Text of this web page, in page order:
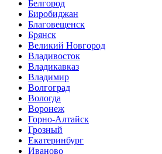
Белгород
Биробиджан
Благовещенск
Брянск
Великий Новгород
Владивосток
Владикавказ
Владимир
Волгоград
Вологда
Воронеж
Горно-Алтайск
Грозный
Екатеринбург
Иваново